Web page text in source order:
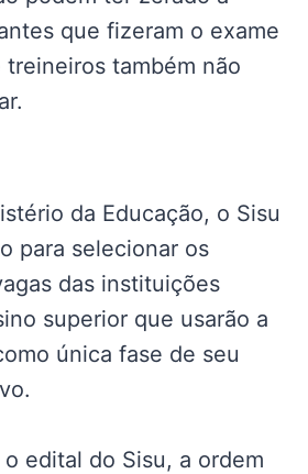
que fizeram o exame
também não
da Educação, o Sisu
para selecionar os
das instituições
superior que usarão a
única fase de seu
edital do Sisu, a ordem